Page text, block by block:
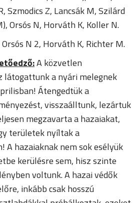
Szmodics Z, Lancsák M, Szilárd
Orsós N, Horváth K, Koller N.
N 2, Horváth K, Richter M.
A közvetlen
látogattunk a nyári melegnek
Átengedtük a
visszaálltunk, lezártuk
megzavarta a hazaiakat,
területek nyíltak a
A hazaiaknak nem sok esélyük
kerülésre sem, hisz szinte
voltunk. A hazai védők
inkább csak hosszú